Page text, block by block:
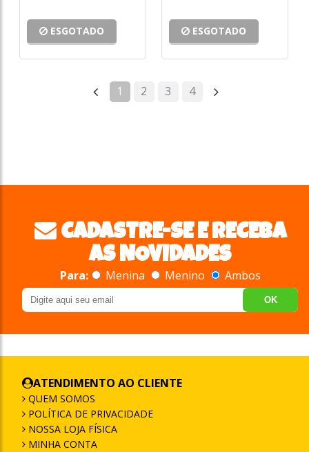
ESGOTADO ESGOTADO
1 2 3 4
CADASTRE-SE E RECEBA
AS NOVIDADES
Para: Menina Menino Ambos
OK
ATENDIMENTO AO CLIENTE
QUEM SOMOS
POLÍTICA DE PRIVACIDADE
NOSSA LOJA FÍSICA
MINHA CONTA